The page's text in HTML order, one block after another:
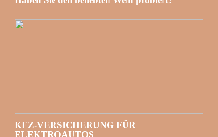
KFZ-VERSICHERUNG FÜR
ELEKTROAUTOS